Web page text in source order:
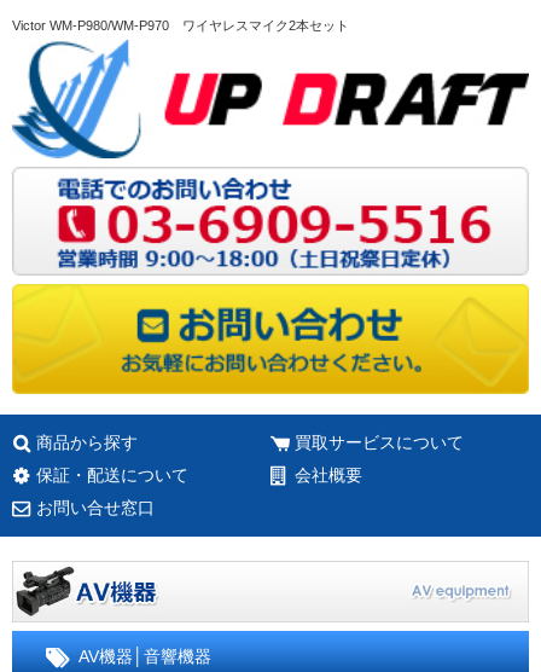
Victor WM-P980/WM-P970 ワイヤレスマイク2本セット
商品から探す
買取サービスについて
保証・配送について
会社概要
お問い合せ窓口
AV機器 音響機器